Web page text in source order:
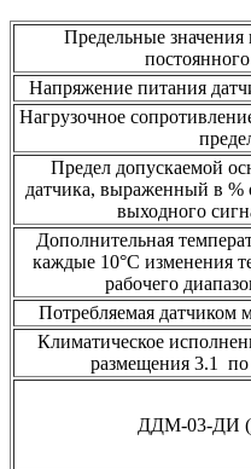
Предельные значения
Напряжение питания
Нагрузочное
Предел допускаемой
датчика, выраженный в %
выходного
Дополнительная
каждые 10°С изменения
рабочего
Потребляемая датчиком
Климатическое
размещения 3.1
ДДМ-03-ДИ